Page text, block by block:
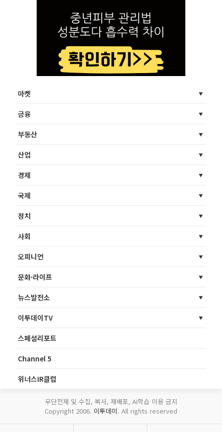
마켓
금융
부동산
산업
경제
국제
정치
사회
오피니언
문화·라이프
뉴스발전소
이투데이TV
스페셜리포트
Channel 5
위너스IR클럽
무단전재 및 수집, 복사, 재배포, AI학습 이용 금지
Copyright 2006. 이투데이. All rights reserved